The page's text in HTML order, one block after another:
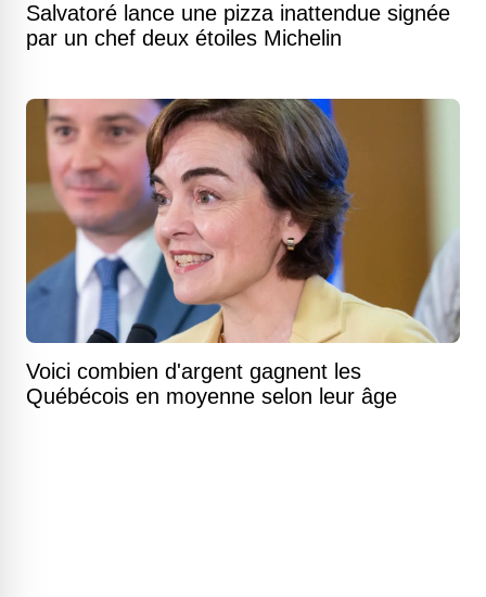
Salvatoré lance une pizza inattendue signée
par un chef deux étoiles Michelin
Voici combien d'argent gagnent les
Québécois en moyenne selon leur âge